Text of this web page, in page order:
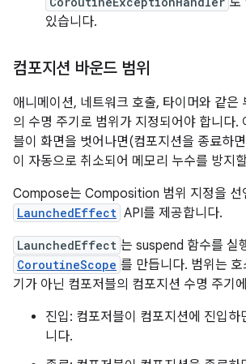
있습니다.
컴포지션 바운드 범위
애니메이션, 네트워크 호출, 타이머와 같은
의 수명 주기로 범위가 지정되어야 합니다.
블이 화면을 벗어나면(컴포지션을 종료하
이 자동으로 취소되어 메모리 누수를 방지
Compose는 Composition 범위 지정을 선
LaunchedEffect API를 제공합니다.
LaunchedEffect 는 suspend 함수를 실
CoroutineScope 를 만듭니다. 범위는
기가 아닌 컴포저블의 컴포지션 수명 주기
진입: 컴포저블이 컴포지션에 진입하
니다.